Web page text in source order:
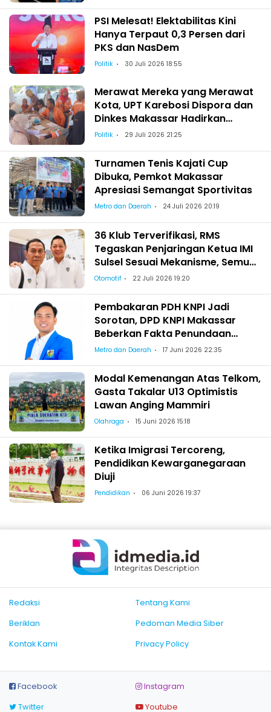
PSI Melesat! Elektabilitas Kini
Hanya Terpaut 0,3 Persen dari
PKS dan NasDem
Politik 30 Juli 2026 18:55
Merawat Mereka yang Merawat
Kota, UPT Karebosi Dispora dan
Dinkes Makassar Hadirkan
Pemeriksaan Kesehatan bagi
Politik 29 Juli 2026 21:25
Turnamen Tenis Kajati Cup
Dibuka, Pemkot Makassar
Apresiasi Semangat Sportivitas
Metro dan Daerah 24 Juli 2026 20:19
36 Klub Terverifikasi, RMS
Tegaskan Penjaringan Ketua IMI
Sulsel Sesuai Mekanisme, Semua
Berhak Maju!
Otomotif 22 Juli 2026 19:20
Pembakaran PDH KNPI Jadi
Sorotan, DPD KNPI Makassar
Beberkan Fakta Penundaan
Pelantikan Wajo
Metro dan Daerah 17 Juni 2026 22:35
Modal Kemenangan Atas Telkom,
Gasta Takalar U13 Optimistis
Lawan Anging Mammiri
Olahraga 15 Juni 2026 15:18
Ketika Imigrasi Tercoreng,
Pendidikan Kewarganegaraan
Diuji
Pendidikan 06 Juni 2026 19:37
Redaksi
Tentang Kami
Beriklan
Pedoman Media Siber
Kontak Kami
Privacy Policy
Facebook
Instagram
Twitter
Youtube